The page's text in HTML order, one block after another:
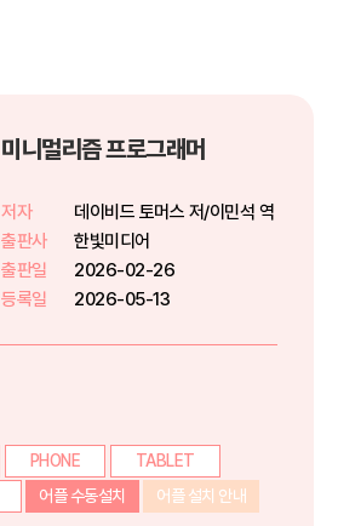
미니멀리즘 프로그래머
저자
데이비드 토머스 저/이민석 역
출판사
한빛미디어
출판일
2026-02-26
등록일
2026-05-13
PHONE
TABLET
어플 수동설치 어플 설치 안내